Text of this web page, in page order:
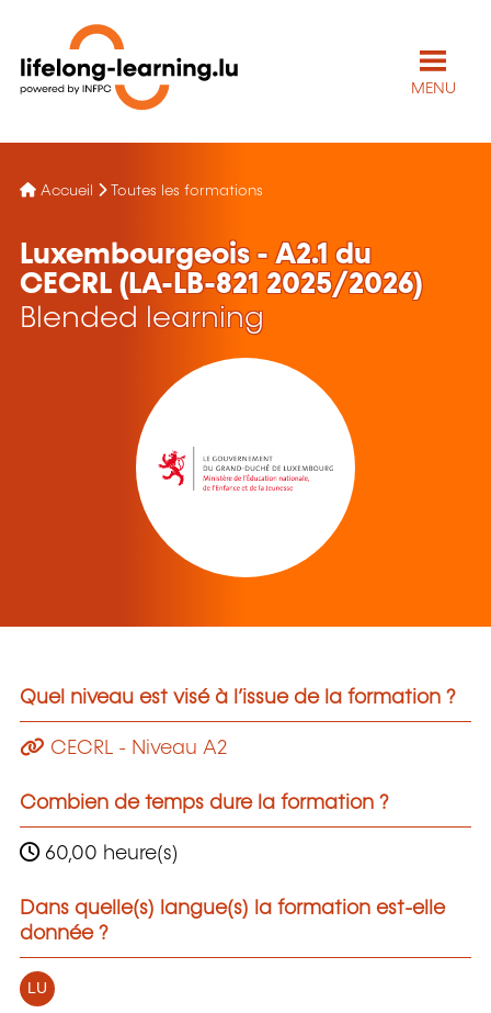
MENU
Accueil Toutes les formations
Luxembourgeois - A2.1 du
CECRL (LA-LB-821 2025/2026)
Blended learning
Quel niveau est visé à l’issue de la formation ?
CECRL - Niveau A2
Combien de temps dure la formation ?
60,00 heure(s)
Dans quelle(s) langue(s) la formation est-elle
donnée ?
LU